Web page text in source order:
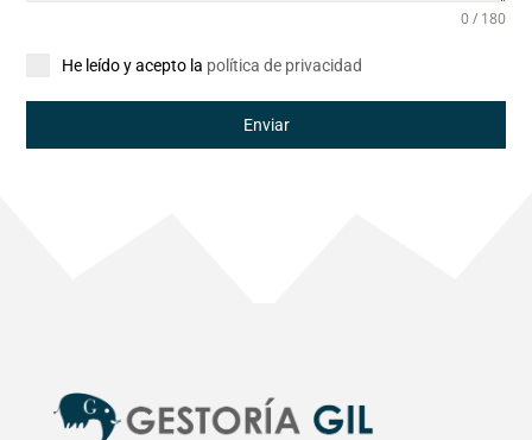
0 / 180
He leído y acepto la política de privacidad
Enviar